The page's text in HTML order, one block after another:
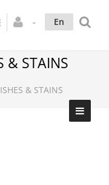
En
& STAINS
& STAINS